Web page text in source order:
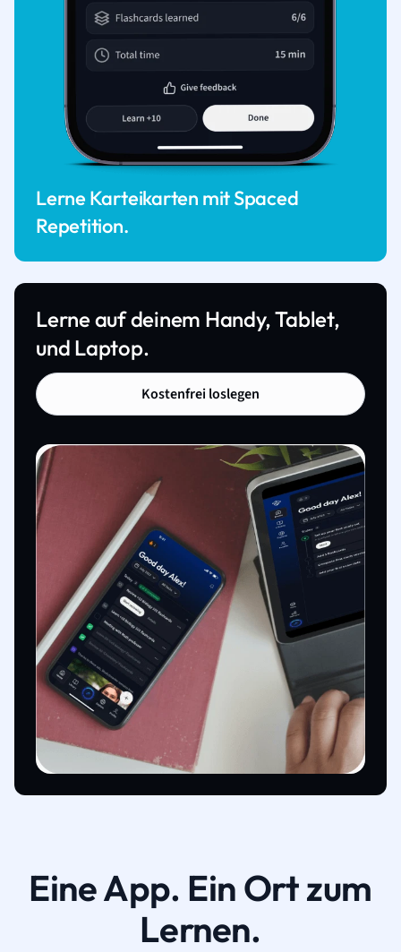
Lerne Karteikarten mit Spaced
Repetition.
Lerne auf deinem Handy, Tablet,
und Laptop.
Kostenfrei loslegen
Eine App. Ein Ort zum
Lernen.